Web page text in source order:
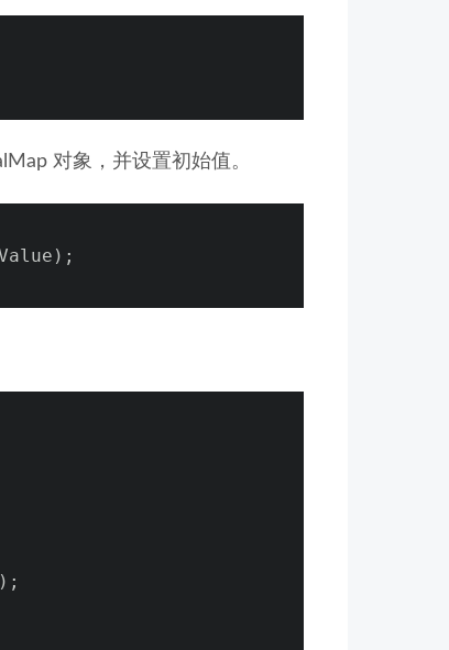
对象，并设置初始值。
);